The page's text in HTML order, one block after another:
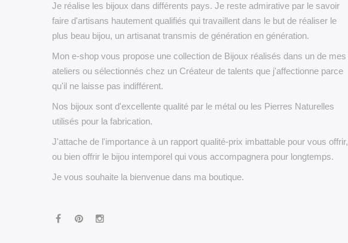
Je réalise les bijoux dans différents pays. Je reste admirative par le savoir
faire d'artisans hautement qualifiés qui travaillent dans le but de réaliser le
plus beau bijou, un artisanat transmis de génération en génération.
Mon e-shop vous propose une collection de Bijoux réalisés dans un de mes
ateliers ou sélectionnés chez un Créateur de talents que j'affectionne parce
qu'il ne laisse pas indifférent.
Nos bijoux sont d'excellente qualité par le métal ou les Pierres Naturelles
utilisés pour la fabrication.
J'attache de l'importance à un rapport qualité-prix imbattable pour vous offrir,
ou bien offrir le bijou intemporel qui vous accompagnera pour longtemps.
Je vous souhaite la bienvenue dans ma boutique.